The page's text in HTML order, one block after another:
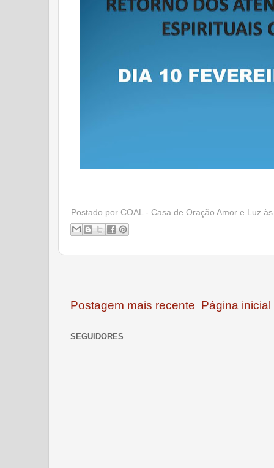
Postado por COAL - Casa de Oração Amor e Luz
Postagem mais recente Página inicial
SEGUIDORES